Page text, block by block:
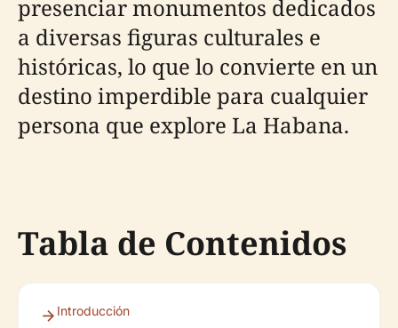
presenciar monumentos dedicados
a diversas figuras culturales e
históricas, lo que lo convierte en un
destino imperdible para cualquier
persona que explore La Habana.
Tabla de Contenidos
Introducción